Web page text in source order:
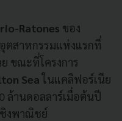
Ratones ของ
ตสาหกรรมแห่งแรกที่
ขณะที่โครงการ
Seaในแคลิฟอร์เนีย
ล้านดอลลาร์เมื่อต้นปี
ชิงพาณิชย์